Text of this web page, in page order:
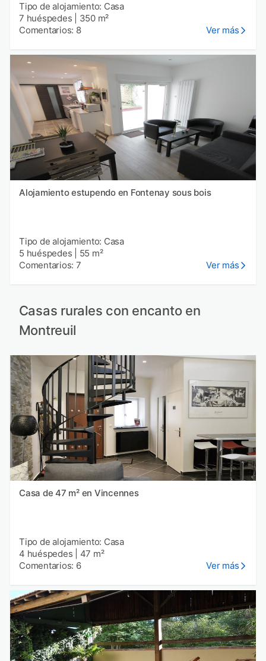
Tipo de alojamiento: Casa
7 huéspedes
350 m²
Comentarios: 8
Ver más
Alojamiento estupendo en Fontenay sous bois
Tipo de alojamiento: Casa
5 huéspedes
55 m²
Comentarios: 7
Ver más
Casas rurales con encanto en
Montreuil
Casa de 47 m² en Vincennes
Tipo de alojamiento: Casa
4 huéspedes
47 m²
Comentarios: 6
Ver más